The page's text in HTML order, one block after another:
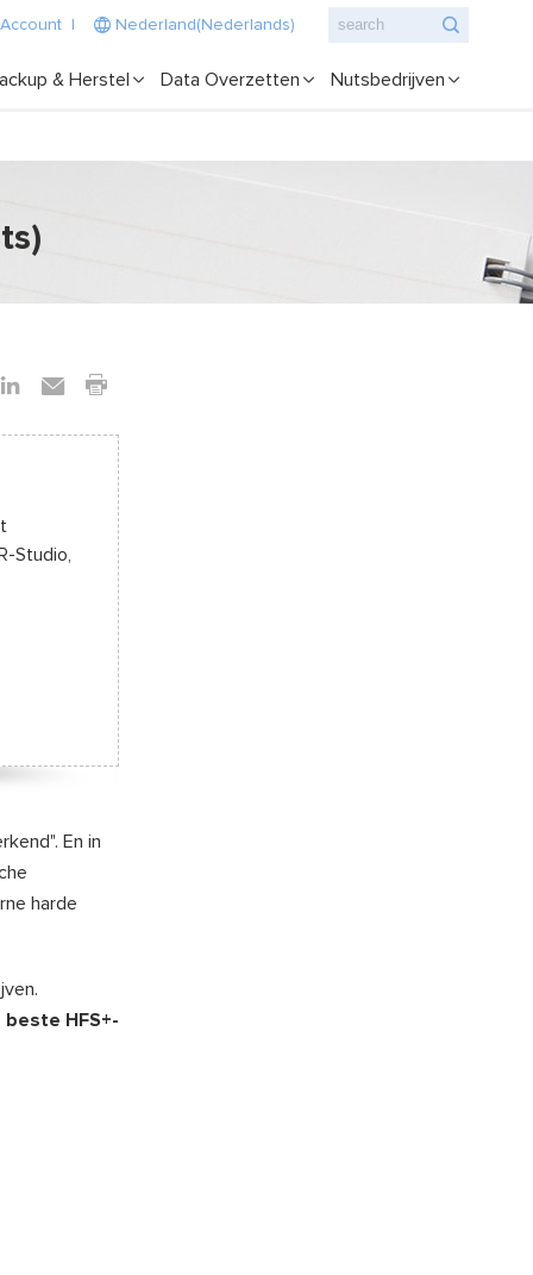
Nederland(Nederlands)
& Herstel Data Overzetten Nutsbedrijven
Studio,
En in
harde
beste HFS+-